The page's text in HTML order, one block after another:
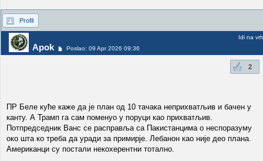
Profil
Apok Poslao: 09 Apr 2026 09:36
Idi na vrh
2
ПР Беле куће каже да је план од 10 тачака неприхватљив и бачен у
канту. А Трамп га сам поменуо у поруци као прихватљив.
Потпредседник Ванс се расправља са Пакистанцима о неспоразуму
око шта ко треба да уради за примирје. Лебанон као није део плана.
Американци су постали некохерентни тотално.